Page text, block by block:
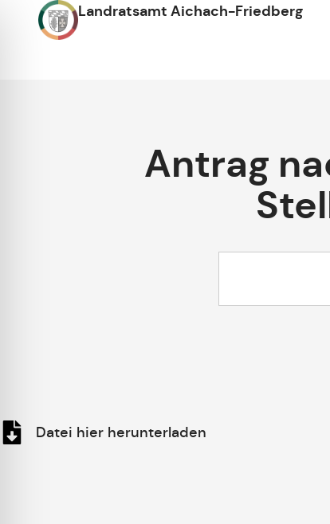
Landratsamt Aichach-Friedberg
Antrag
Datei hier herunterladen